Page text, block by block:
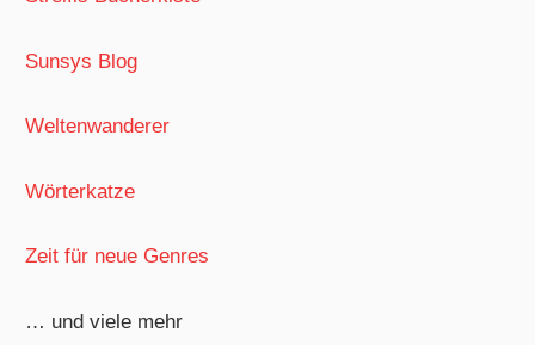
Sunsys Blog
Weltenwanderer
Wörterkatze
Zeit für neue Genres
… und viele mehr